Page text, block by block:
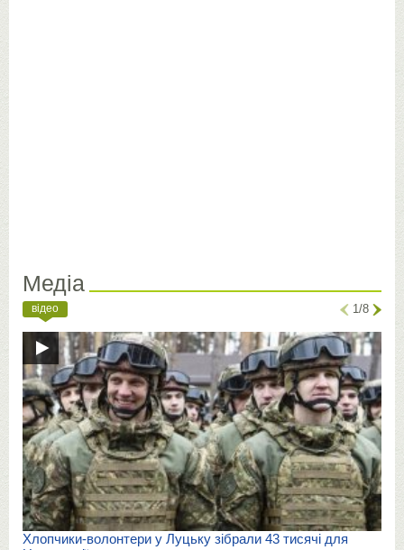
Медіа
відео 1/8
Хлопчики-волонтери у Луцьку зібрали 43 тисячі для